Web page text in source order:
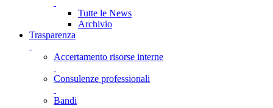
Tutte le News
Archivio
Trasparenza
Accertamento risorse interne
Consulenze professionali
Bandi